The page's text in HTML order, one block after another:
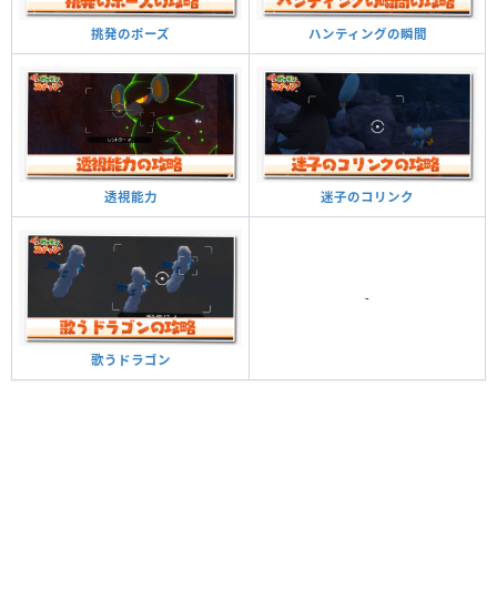
挑発のポーズ ハンティングの瞬間
透視能力 迷子のコリンク
歌うドラゴン
-